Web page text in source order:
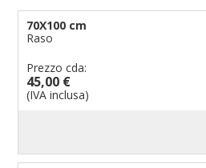
70X100 cm
Raso
Prezzo cda:
45,00 €
(IVA inclusa)